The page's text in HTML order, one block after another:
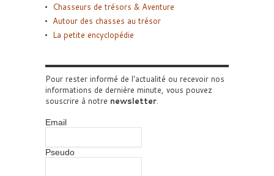
Chasseurs de trésors & Aventure
Autour des chasses au trésor
La petite encyclopédie
Pour rester informé de l'actualité ou recevoir nos
informations de dernière minute, vous pouvez
souscrire à notre newsletter.
Email
Pseudo